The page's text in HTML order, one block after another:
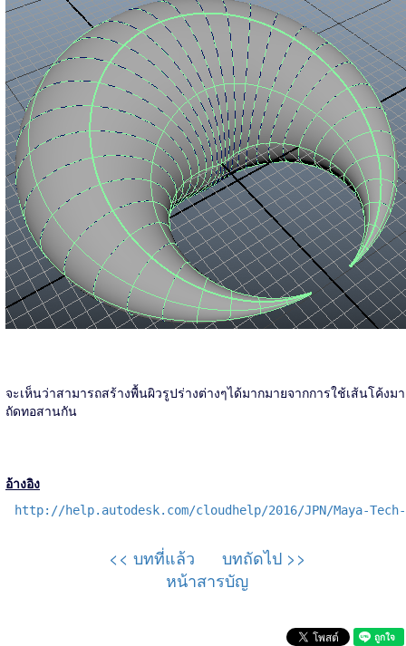
จะเห็นว่าสามารถสร้างพื้นผิวรูปร่างต่างๆได้มากมายจากการใช้เส้นโค้งมา
ถัดทอสานกัน
อ้างอิง
http://help.autodesk.com/cloudhelp/2016/JPN/Maya-
<< บทที่แล้ว
บทถัดไป >>
หน้าสารบัญ